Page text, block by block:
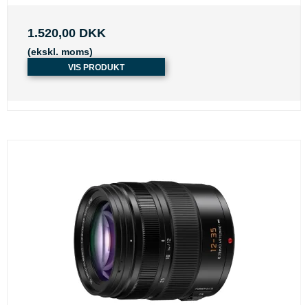
1.520,00 DKK
(ekskl. moms)
VIS PRODUKT